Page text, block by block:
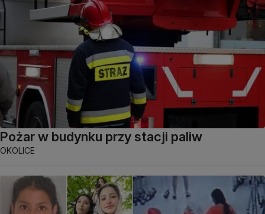
Pożar w budynku przy stacji paliw
OKOLICE